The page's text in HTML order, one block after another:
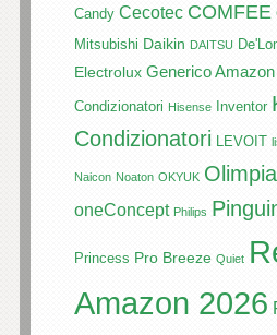
Candy Cecotec COMFEE
Mitsubishi Daikin DAITSU
Electrolux Generico Amazon
Condizionatori Hisense Inventor
Condizionatori LEVOIT
Naicon Noaton OKYUK
oneConcept Philips
Princess Pro Breeze Quiet
Amazon 2026